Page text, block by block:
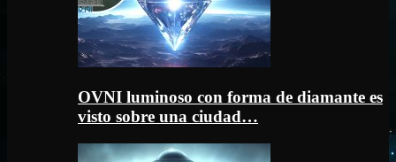
OVNI luminoso con forma de diamante es
visto sobre una ciudad…